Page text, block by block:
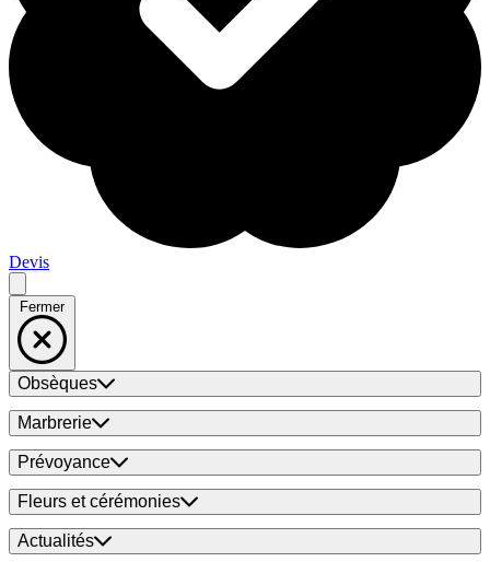
Devis
Fermer
Obsèques
Marbrerie
Prévoyance
Fleurs et cérémonies
Actualités